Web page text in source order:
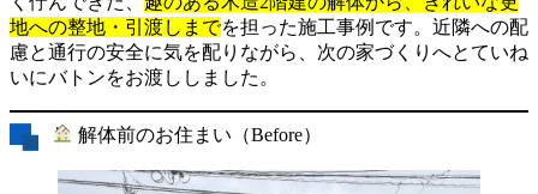
地への整地・引渡しまでを担った施工事例です。近隣への配
慮と通行の安全に気を配りながら、次の家づくりへとていね
いにバトンをお渡ししました。
解体前のお住まい（Before）